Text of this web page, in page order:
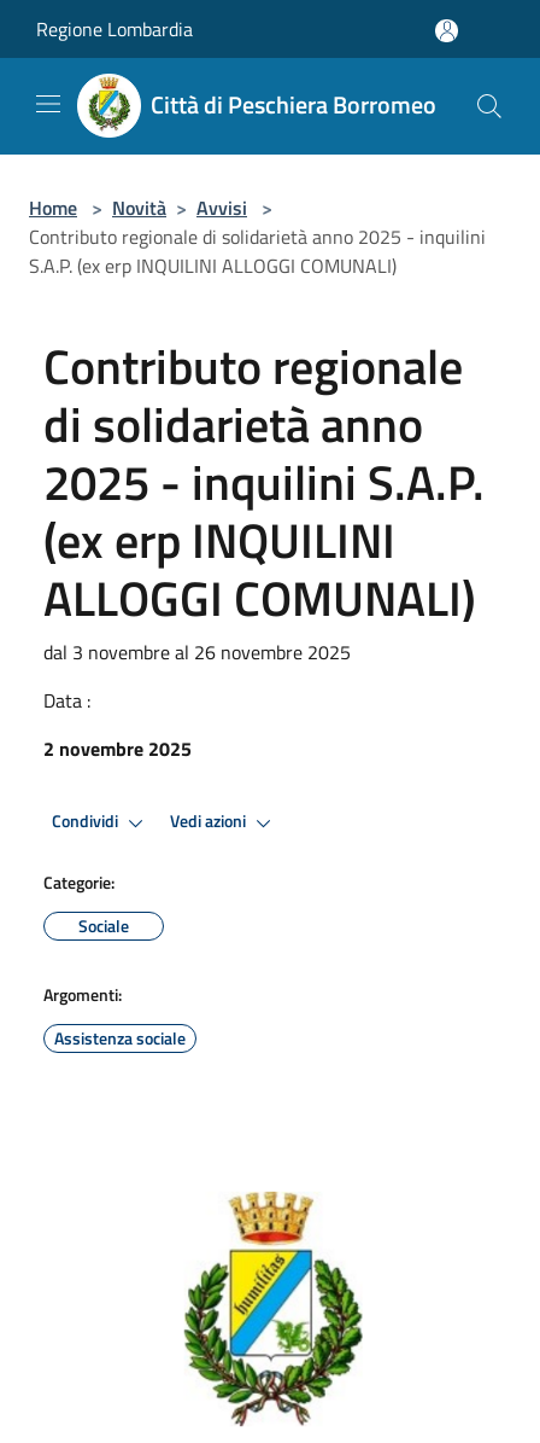
Regione Lombardia
Città di Peschiera Borromeo
Home > Novità > Avvisi >
Contributo regionale di solidarietà anno 2025 - inquilini
S.A.P. (ex erp INQUILINI ALLOGGI COMUNALI)
Contributo regionale
di solidarietà anno
2025 - inquilini S.A.P.
(ex erp INQUILINI
ALLOGGI COMUNALI)
dal 3 novembre al 26 novembre 2025
Data :
2 novembre 2025
Condividi Vedi azioni
Categorie:
Sociale
Argomenti:
Assistenza sociale